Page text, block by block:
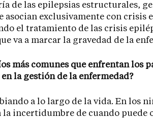
de las epilepsias estructurales,
asocian exclusivamente con crisis
el tratamiento de las crisis
va a marcar la gravedad de la
más comunes que enfrentan los
la gestión de la enfermedad?
a lo largo de la vida. En los
la incertidumbre de cuando puede